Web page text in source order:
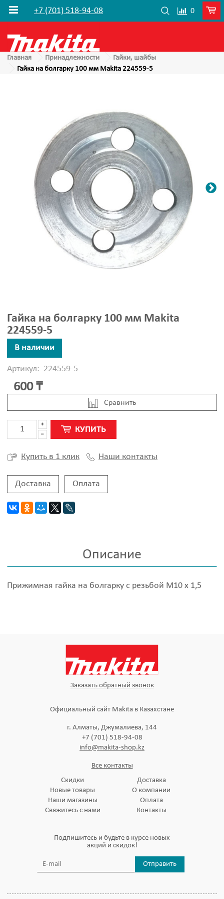
+7 (701) 518-94-08 0
Главная Принадлежности
Гайки, шайбы
Гайка на болгарку 100 мм Makita 224559-5
Гайка на болгарку 100 мм Makita
224559-5
В наличии
Артикул: 224559-5
600 ₸
Cравнить
КУПИТЬ
Купить в 1 клик Наши контакты
Доставка Оплата
Описание
Прижимная гайка на болгарку с резьбой М10 х 1,5
Заказать обратный звонок
Официальный сайт Makita в Казахстане
г. Алматы, Джумалиева, 144
+7 (701) 518-94-08
info@makita-shop.kz
Все контакты
Скидки
Новые товары
Наши магазины
Свяжитесь с нами
Доставка
О компании
Оплата
Контакты
Подпишитесь и будьте в курсе новых
акций и скидок!
Отправить